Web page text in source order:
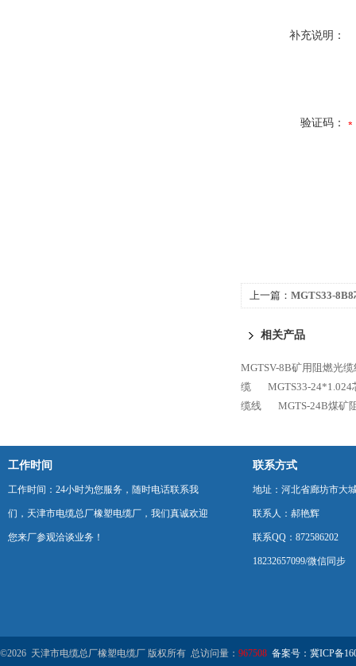
补充说明：
验证码：
上一篇： MGTS33-
相关产品
MGTSV-8B矿用阻燃光
缆
MGTS33-
缆线
MGTS-24B煤矿
工作时间
工作时间：24小时为您服务，随时电话联系我
们，天津市电缆总厂橡塑电缆厂，我们真诚欢迎
您来厂参观洽谈业务！
联系方式
地址：河北省廊坊市大
联系人：郝艳辉
联系QQ：872586202
18232657099/微信同步
©2026 天津市电缆总厂橡塑电缆厂 版权所有 总访问量： 967508 备案号：冀ICP备